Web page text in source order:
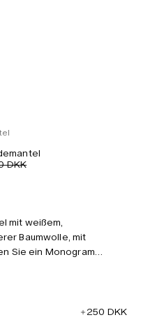
DKK
mit weißem,
Baumwolle, mit
Sie ein Monogramm
250 DKK